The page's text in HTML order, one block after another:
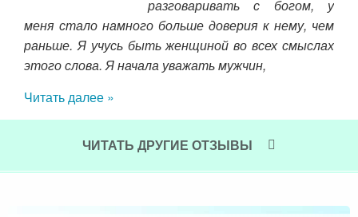
разговаривать с богом, у
меня стало намного больше доверия к нему, чем
раньше. Я учусь быть женщиной во всех смыслах
этого слова. Я начала уважать мужчин,
Читать далее »
ЧИТАТЬ ДРУГИЕ ОТЗЫВЫ